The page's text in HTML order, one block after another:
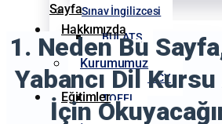
Sınav İngilizcesi
BULATS
IELTS
PROFICIENCY
TOEFL
TOEIC
Sayfa
Hakkımızda
Kurumumuz
Eğitimler
1. Neden Bu
Yabancı Dil Kursu
İçin